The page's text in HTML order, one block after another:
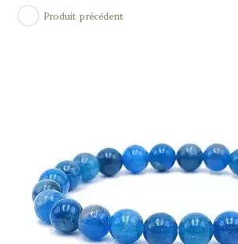
Produit précédent